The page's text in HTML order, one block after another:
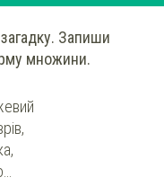
Запиши
множини.